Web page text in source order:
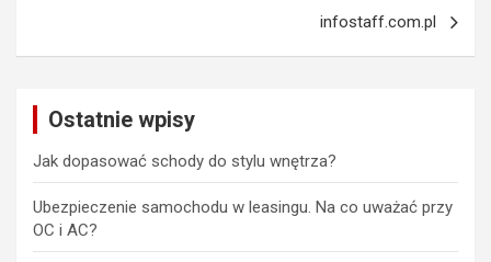
infostaff.com.pl
Ostatnie wpisy
Jak dopasować schody do stylu wnętrza?
Ubezpieczenie samochodu w leasingu. Na co uważać przy
OC i AC?